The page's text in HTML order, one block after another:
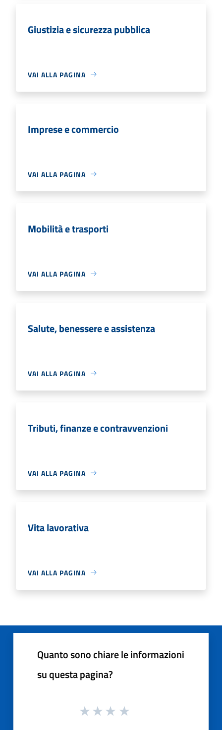
Giustizia e sicurezza pubblica
VAI ALLA PAGINA
Imprese e commercio
VAI ALLA PAGINA
Mobilità e trasporti
VAI ALLA PAGINA
Salute, benessere e assistenza
VAI ALLA PAGINA
Tributi, finanze e contravvenzioni
VAI ALLA PAGINA
Vita lavorativa
VAI ALLA PAGINA
Quanto sono chiare le informazioni
su questa pagina?